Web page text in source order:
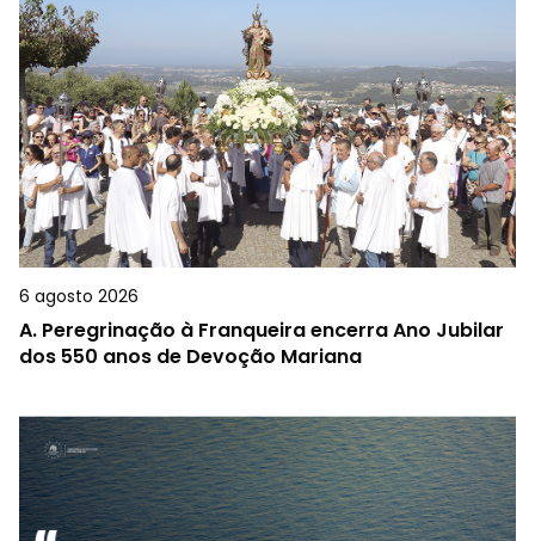
6 agosto 2026
A. Peregrinação à Franqueira encerra Ano Jubilar
dos 550 anos de Devoção Mariana